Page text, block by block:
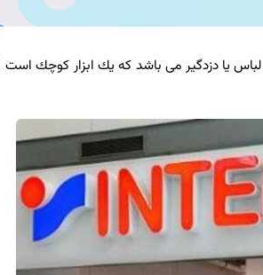
یا دزدگیر می باشد كه یك ابزار كوچك است